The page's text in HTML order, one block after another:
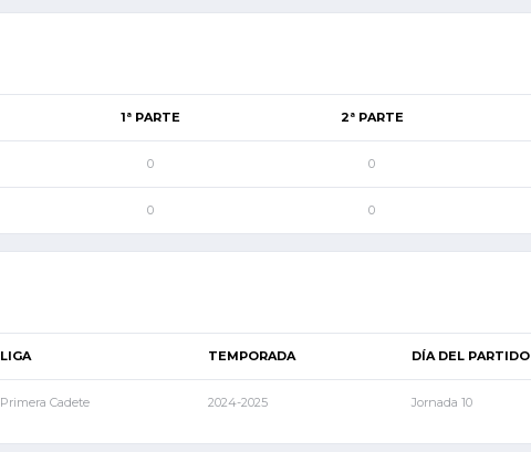
1ª PARTE 2ª PARTE
0 0
0 0
LIGA TEMPORADA DÍA DEL PARTIDO
Primera Cadete 2024-2025 Jornada 10